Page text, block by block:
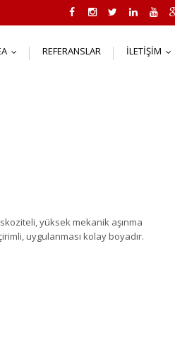
REFERANSLAR İLETIŞIM
yüksek mekanik aşınma
uygulanması kolay boyadır.